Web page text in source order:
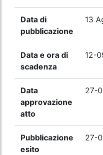
Data di
pubblicazione
13
Data e ora di
scadenza
12-
Data
approvazione
atto
27-
Pubblicazione
esito
27-